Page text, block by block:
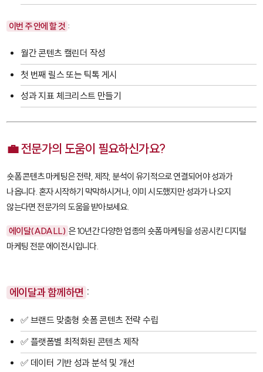
이번 주 안에 할 것 :
월간 콘텐츠 캘린더 작성
첫 번째 릴스 또는 틱톡 게시
성과 지표 체크리스트 만들기
💼 전문가의 도움이 필요하신가요?
숏폼 콘텐츠 마케팅은 전략, 제작, 분석이 유기적으로 연결되어야 성과가
나옵니다. 혼자 시작하기 막막하시거나, 이미 시도했지만 성과가 나오지
않는다면 전문가의 도움을 받아보세요.
에이달(ADALL) 은 10년간 다양한 업종의 숏폼 마케팅을 성공시킨 디지털
마케팅 전문 에이전시입니다.
에이달과 함께하면 :
✅ 브랜드 맞춤형 숏폼 콘텐츠 전략 수립
✅ 플랫폼별 최적화된 콘텐츠 제작
✅ 데이터 기반 성과 분석 및 개선